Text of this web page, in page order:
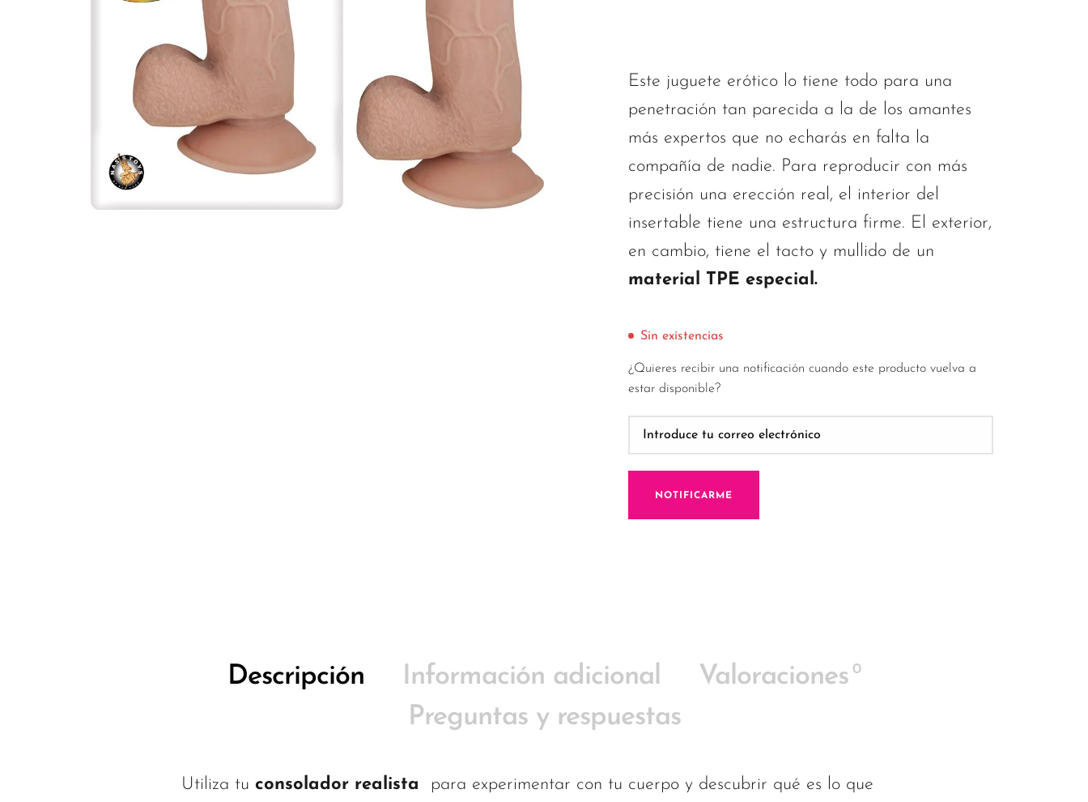
Este juguete erótico lo tiene todo para una
penetración tan parecida a la de los amantes
más expertos que no echarás en falta la
compañía de nadie. Para reproducir con más
precisión una erección real, el interior del
insertable tiene una estructura firme. El exterior,
en cambio, tiene el tacto y mullido de un
material TPE especial.
Sin existencias
¿Quieres recibir una notificación cuando este producto vuelva a
estar disponible?
NOTIFICARME
Descripción Información adicional Valoraciones 0
Preguntas y respuestas
Utiliza tu consolador realista
para experimentar con tu cuerpo y descubrir qué es lo que